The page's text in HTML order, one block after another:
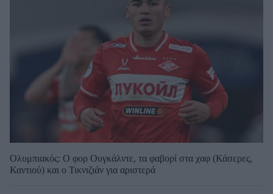
Ολυμπιακός: Ο φορ Ουγκάλντε, τα φαβορί στα χαφ (Κάσερες,
Καντιού) και ο Τικνιζιάν για αριστερά